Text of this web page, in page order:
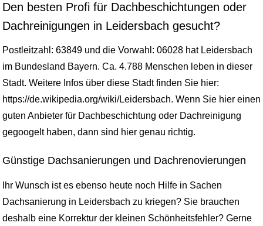
Den besten Profi für Dachbeschichtungen oder
Dachreinigungen in Leidersbach gesucht?
Postleitzahl: 63849 und die Vorwahl: 06028 hat Leidersbach
im Bundesland Bayern. Ca. 4.788 Menschen leben in dieser
Stadt. Weitere Infos über diese Stadt finden Sie hier:
https://de.wikipedia.org/wiki/Leidersbach. Wenn Sie hier einen
guten Anbieter für Dachbeschichtung oder Dachreinigung
gegoogelt haben, dann sind hier genau richtig.
Günstige Dachsanierungen und Dachrenovierungen
Ihr Wunsch ist es ebenso heute noch Hilfe in Sachen
Dachsanierung in Leidersbach zu kriegen? Sie brauchen
deshalb eine Korrektur der kleinen Schönheitsfehler? Gerne